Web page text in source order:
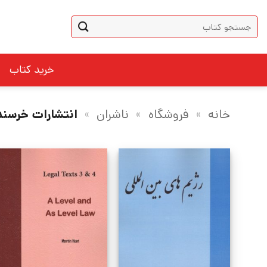
content
جستجو
برای:
خرید کتاب
خانه » فروشگاه » ناشران » انتشارات